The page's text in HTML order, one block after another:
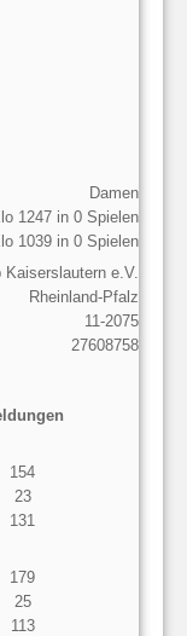
Damen
1247 in 0 Spielen
1039 in 0 Spielen
e.V.
Rheinland-Pfalz
11-2075
27608758
154
23
131
179
25
113